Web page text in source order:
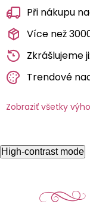
Při nákupu
Více než
Zkrášlujeme
Trendové
Zobraziť všetky
High-contrast mode